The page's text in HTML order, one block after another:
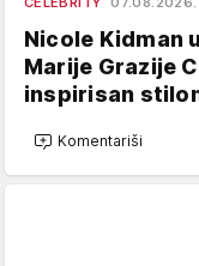
Nicole Kidman
Marije Grazije
inspirisan
Komentariši